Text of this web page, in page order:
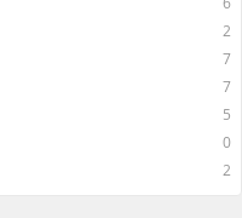
2
7
7
5
0
2